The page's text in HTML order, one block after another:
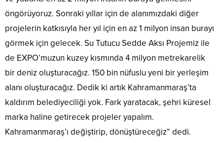
öngörüyoruz. Sonraki yıllar için de alanımızdaki diğer
projelerin katkısıyla her yıl için en az 1 milyon insan burayı
görmek için gelecek. Su Tutucu Sedde Aksı Projemiz ile
de EXPO’muzun kuzey kısmında 4 milyon metrekarelik
bir deniz oluşturacağız. 150 bin nüfuslu yeni bir yerleşim
alanı oluşturacağız. Dedik ki artık Kahramanmaraş’ta
kaldırım belediyeciliği yok. Fark yaratacak, şehri küresel
marka haline getirecek projeler yapalım.
Kahramanmaraş’ı değiştirip, dönüştüreceğiz” dedi.